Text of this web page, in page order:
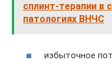
сплинт-терапии в
патологиях ВНЧС
избыточное